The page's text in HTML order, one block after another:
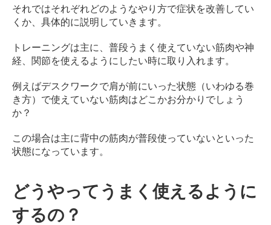
が
丘
それではそれぞれどのようなやり方で症状を改善してい
くか、具体的に説明していきます。
トレーニングは主に、普段うまく使えていない筋肉や神
経、関節を使えるようにしたい時に取り入れます。
例えばデスクワークで肩が前にいった状態（いわゆる巻
き方）で使えていない筋肉はどこかお分かりでしょう
か？
この場合は主に背中の筋肉が普段使っていないといった
状態になっています。
どうやってうまく使えるように
するの？